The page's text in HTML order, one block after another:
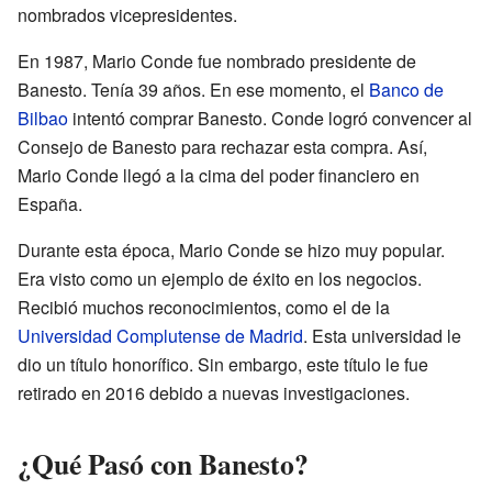
nombrados vicepresidentes.
En 1987, Mario Conde fue nombrado presidente de
Banesto. Tenía 39 años. En ese momento, el Banco de
Bilbao intentó comprar Banesto. Conde logró convencer al
Consejo de Banesto para rechazar esta compra. Así,
Mario Conde llegó a la cima del poder financiero en
España.
Durante esta época, Mario Conde se hizo muy popular.
Era visto como un ejemplo de éxito en los negocios.
Recibió muchos reconocimientos, como el de la
Universidad Complutense de Madrid. Esta universidad le
dio un título honorífico. Sin embargo, este título le fue
retirado en 2016 debido a nuevas investigaciones.
¿Qué Pasó con Banesto?